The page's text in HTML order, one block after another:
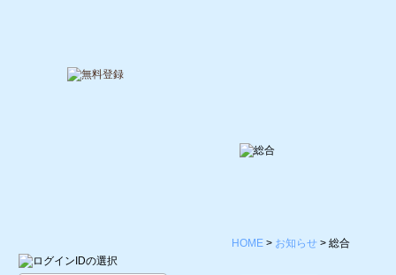
HOME > お知らせ > 総合